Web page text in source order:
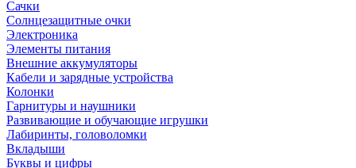
Сачки
Солнцезащитные очки
Электроника
Элементы питания
Внешние аккумуляторы
Кабели и зарядные устройства
Колонки
Гарнитуры и наушники
Развивающие и обучающие игрушки
Лабиринты, головоломки
Вкладыши
Буквы и цифры